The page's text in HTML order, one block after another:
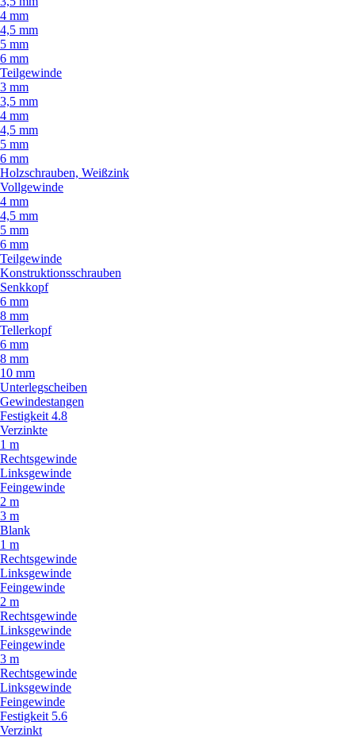
4 mm
4,5 mm
5 mm
6 mm
Teilgewinde
3 mm
3,5 mm
4 mm
4,5 mm
5 mm
6 mm
Holzschrauben, Weißzink
Vollgewinde
4 mm
4,5 mm
5 mm
6 mm
Teilgewinde
Konstruktionsschrauben
Senkkopf
6 mm
8 mm
Tellerkopf
6 mm
8 mm
10 mm
Unterlegscheiben
Gewindestangen
Festigkeit 4.8
Verzinkte
1 m
Rechtsgewinde
Linksgewinde
Feingewinde
2 m
3 m
Blank
1 m
Rechtsgewinde
Linksgewinde
Feingewinde
2 m
Rechtsgewinde
Linksgewinde
Feingewinde
3 m
Rechtsgewinde
Linksgewinde
Feingewinde
Festigkeit 5.6
Verzinkt